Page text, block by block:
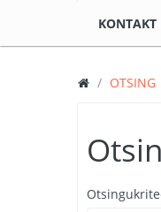
KONTAKT
OTSING